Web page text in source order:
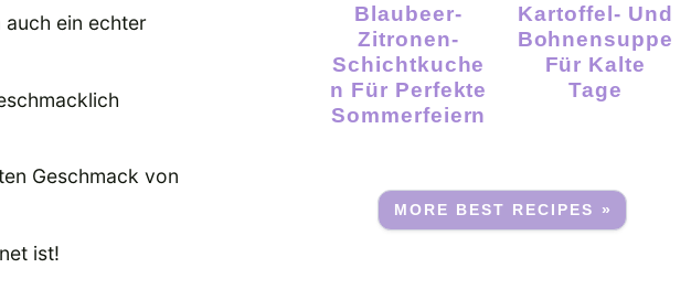
auch ein echter
Geschmack von
ist!
Blaubeer-
Zitronen-
Schichtkuche
N Für Perfekte
Sommerfeiern
Kartoffel- Und
Bohnensuppe
Für Kalte
Tage
MORE BEST RECIPES »